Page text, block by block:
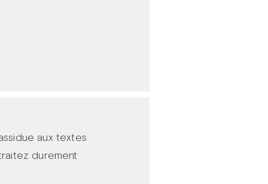
aux textes
durement